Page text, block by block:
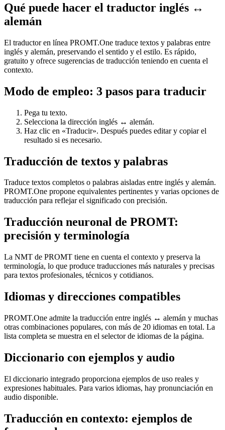
Qué puede hacer el traductor inglés ↔
alemán
El traductor en línea PROMT.One traduce textos y palabras entre
inglés y alemán, preservando el sentido y el estilo. Es rápido,
gratuito y ofrece sugerencias de traducción teniendo en cuenta el
contexto.
Modo de empleo: 3 pasos para traducir
Pega tu texto.
Selecciona la dirección inglés ↔ alemán.
Haz clic en «Traducir». Después puedes editar y copiar el
resultado si es necesario.
Traducción de textos y palabras
Traduce textos completos o palabras aisladas entre inglés y alemán.
PROMT.One propone equivalentes pertinentes y varias opciones de
traducción para reflejar el significado con precisión.
Traducción neuronal de PROMT:
precisión y terminología
La NMT de PROMT tiene en cuenta el contexto y preserva la
terminología, lo que produce traducciones más naturales y precisas
para textos profesionales, técnicos y cotidianos.
Idiomas y direcciones compatibles
PROMT.One admite la traducción entre inglés ↔ alemán y muchas
otras combinaciones populares, con más de 20 idiomas en total. La
lista completa se muestra en el selector de idiomas de la página.
Diccionario con ejemplos y audio
El diccionario integrado proporciona ejemplos de uso reales y
expresiones habituales. Para varios idiomas, hay pronunciación en
audio disponible.
Traducción en contexto: ejemplos de